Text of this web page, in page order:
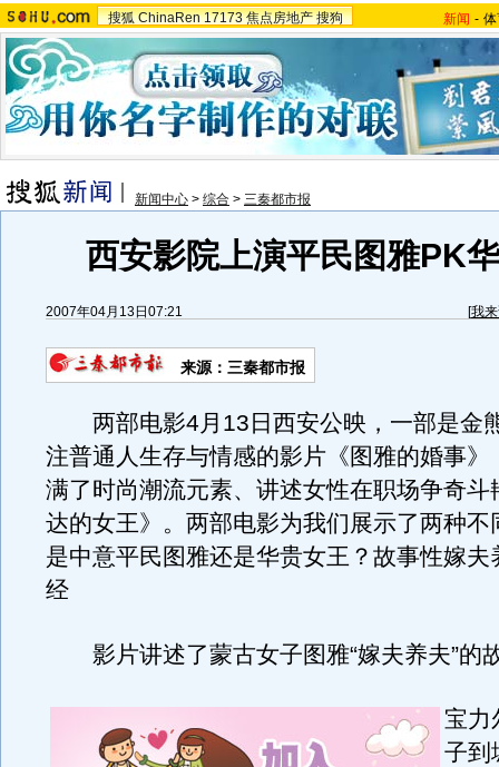
搜狐 ChinaRen 17173 焦点房地产 搜狗 新闻 -
新闻中心 > 综合 > 三秦都市报
西安影院上演平民图雅PK
2007年04月13日07:21 [我
来源：三秦都市报
两部电影4月13日西安公映，一部是金
注普通人生存与情感的影片《图雅的婚事》
满了时尚潮流元素、讲述女性在职场争奇斗
达的女王》。两部电影为我们展示了两种不
是中意平民图雅还是华贵女王？故事性嫁夫
经
影片讲述了蒙古女子图雅“嫁夫养夫”的
宝力
子到